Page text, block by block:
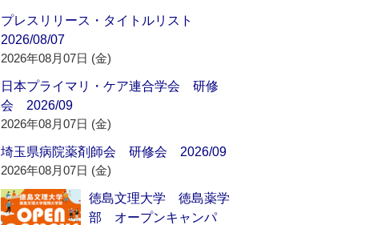
プレスリリース・タイトルリスト
2026/08/07
2026年08月07日 (金)
日本プライマリ・ケア連合学会 研修
会 2026/09
2026年08月07日 (金)
埼玉県病院薬剤師会 研修会 2026/09
2026年08月07日 (金)
徳島文理大学 徳島薬学
部 オープンキャンパ